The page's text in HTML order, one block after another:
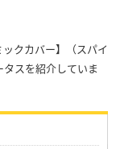
クカバー】（スパイ
スを紹介していま